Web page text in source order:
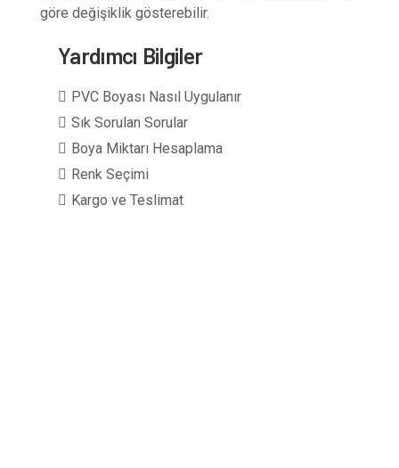
göre değişiklik gösterebilir.
Yardımcı Bilgiler
PVC Boyası Nasıl Uygulanır
Sık Sorulan Sorular
Boya Miktarı Hesaplama
Renk Seçimi
Kargo ve Teslimat